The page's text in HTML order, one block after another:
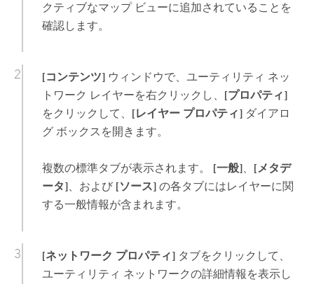
クティブなマップ ビューに追加されていることを
確認します。
[コンテンツ]ウィンドウで、ユーティリティ ネッ
トワーク レイヤーを右クリックし、 [プロパティ]
をクリックして、 [レイヤー プロパティ]ダイアロ
グ ボックスを開きます。
複数の標準タブが表示されます。 [一般]、 [メタデ
ータ]、および [ソース]の各タブにはレイヤーに関
する一般情報が含まれます。
[ネットワーク プロパティ]タブをクリックして、
ユーティリティ ネットワークの詳細情報を表示し